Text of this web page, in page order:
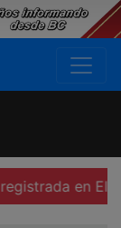
en El Carrizo